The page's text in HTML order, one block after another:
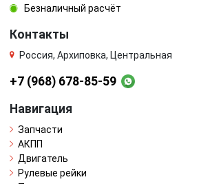
Безналичный расчёт
Контакты
Россия, Архиповка, Центральная
+7 (968) 678-85-59
Навигация
Запчасти
АКПП
Двигатель
Рулевые рейки